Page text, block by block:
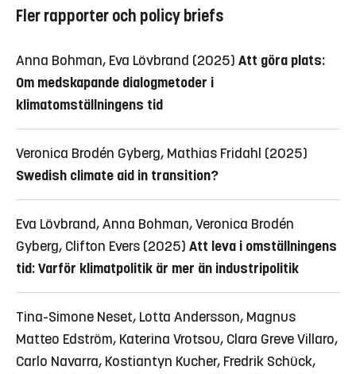
Fler rapporter och policy briefs
Anna Bohman, Eva Lövbrand (2025) Att göra plats:
Om medskapande dialogmetoder i
klimatomställningens tid
Veronica Brodén Gyberg, Mathias Fridahl (2025)
Swedish climate aid in transition?
Eva Lövbrand, Anna Bohman, Veronica Brodén
Gyberg, Clifton Evers (2025) Att leva i omställningens
tid: Varför klimatpolitik är mer än industripolitik
Tina-Simone Neset, Lotta Andersson, Magnus
Matteo Edström, Katerina Vrotsou, Clara Greve Villaro,
Carlo Navarra, Kostiantyn Kucher, Fredrik Schück,